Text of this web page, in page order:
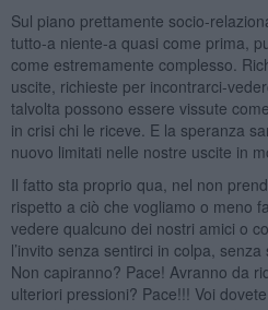
Sul piano prettamente socio-
tutto-a niente-a quasi come prima,
come estremamente complesso.
uscite, richieste per incontrarci-
talvolta possono essere vissute
in crisi chi le riceve. E la speranza
nuovo limitati nelle nostre uscite in
Il fatto sta proprio qua, nel non
rispetto a ciò che vogliamo o meno
vedere qualcuno dei nostri amici o
l’invito senza sentirci in colpa,
Non capiranno? Pace! Avranno da
ulteriori pressioni? Pace!!! Voi